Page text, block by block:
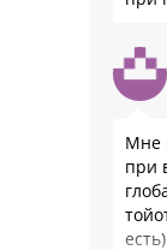
Мне
при